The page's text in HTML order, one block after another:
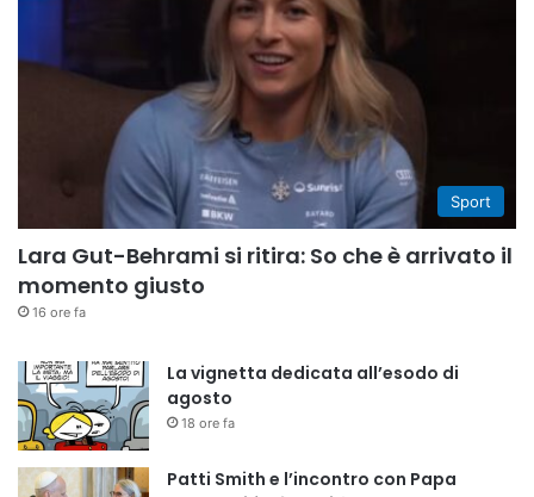
Sport
Lara Gut-Behrami si ritira: So che è arrivato il
momento giusto
16 ore fa
La vignetta dedicata all’esodo di
agosto
18 ore fa
Patti Smith e l’incontro con Papa